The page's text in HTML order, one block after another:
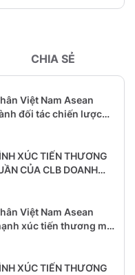
CHIA SẺ
Việt Nam Asean
đối tác chiến lược
XÚC TIẾN THƯƠNG
CỦA CLB DOANH
Việt Nam Asean
xúc tiến thương mại
XÚC TIẾN THƯƠNG